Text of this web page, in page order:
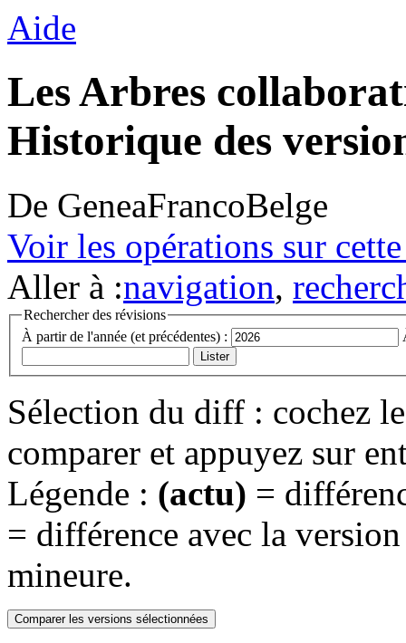
Aide
Les Arbres
Historique des
De GeneaFrancoBelge
Voir les opérations sur
Aller à :navigation,
Rechercher des révisions
À partir de l'année (et précédentes) :
Sélection du diff : cochez
comparer et appuyez sur
Légende : (actu) =
= différence avec la
mineure.